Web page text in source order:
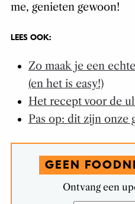
me, genieten gewoon!
LEES OOK:
Zo maak je een
(en het is easy!)
Het recept voor de
Pas op: dit zijn onze
GEEN
Ontvang een